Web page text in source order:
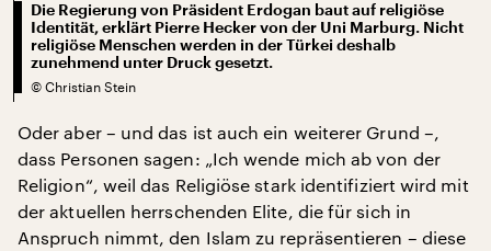
Die Regierung von Präsident Erdogan baut auf religiöse
Identität, erklärt Pierre Hecker von der Uni Marburg. Nicht
religiöse Menschen werden in der Türkei deshalb
zunehmend unter Druck gesetzt.
© Christian Stein
Oder aber – und das ist auch ein weiterer Grund –,
dass Personen sagen: „Ich wende mich ab von der
Religion“, weil das Religiöse stark identifiziert wird mit
der aktuellen herrschenden Elite, die für sich in
Anspruch nimmt, den Islam zu repräsentieren – diese